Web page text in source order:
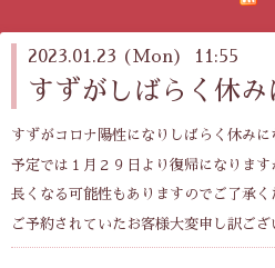
2023.01.23 (Mon) 11:55
すずがしばらく休み
すずがコロナ陽性になりしばらく休みに
予定では１月２９日より復帰になります
長くなる可能性もありますのでご了承く
ご予約されていたお客様大変申し訳ござ